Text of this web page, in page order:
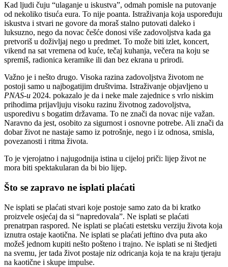
Kad ljudi čuju “ulaganje u iskustva”, odmah pomisle na putovanje
od nekoliko tisuća eura. To nije poanta. Istraživanja koja uspoređuju
iskustva i stvari ne govore da moraš stalno putovati daleko i
luksuzno, nego da novac češće donosi više zadovoljstva kada ga
pretvoriš u doživljaj nego u predmet. To može biti izlet, koncert,
vikend na sat vremena od kuće, tečaj kuhanja, večera na koju se
spremiš, radionica keramike ili dan bez ekrana u prirodi.
Važno je i nešto drugo. Visoka razina zadovoljstva životom ne
postoji samo u najbogatijim društvima. Istraživanje objavljeno u
PNAS-u 2024. pokazalo je da i neke male zajednice s vrlo niskim
prihodima prijavljuju visoku razinu životnog zadovoljstva,
usporedivu s bogatim državama. To ne znači da novac nije važan.
Naravno da jest, osobito za sigurnost i osnovne potrebe. Ali znači da
dobar život ne nastaje samo iz potrošnje, nego i iz odnosa, smisla,
povezanosti i ritma života.
To je vjerojatno i najugodnija istina u cijeloj priči: lijep život ne
mora biti spektakularan da bi bio lijep.
Što se zapravo ne isplati plaćati
Ne isplati se plaćati stvari koje postoje samo zato da bi kratko
proizvele osjećaj da si “napredovala”. Ne isplati se plaćati
prenatrpan raspored. Ne isplati se plaćati estetsku verziju života koja
iznutra ostaje kaotična. Ne isplati se plaćati jeftino dva puta ako
možeš jednom kupiti nešto pošteno i trajno. Ne isplati se ni štedjeti
na svemu, jer tada život postaje niz odricanja koja te na kraju tjeraju
na kaotične i skupe impulse.